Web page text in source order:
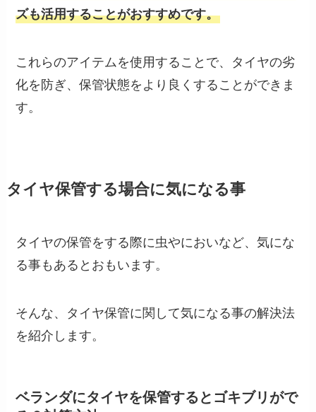
ズも活用することがおすすめです。
これらのアイテムを使用することで、タイヤの劣
化を防ぎ、保管状態をより良くすることができま
す。
タイヤ保管する場合に気になる事
タイヤの保管をする際に虫やにおいなど、気にな
る事もあるとおもいます。
そんな、タイヤ保管に関して気になる事の解決法
を紹介します。
ベランダにタイヤを保管するとゴキブリがで